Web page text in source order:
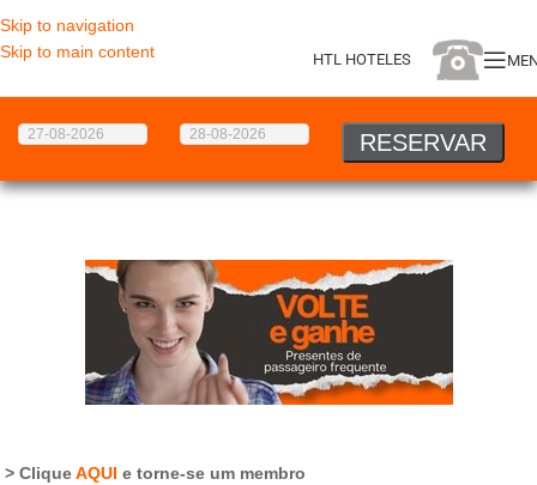
Skip to navigation
Skip to main content
HTL HOTELES
CliqueAQUI e torne-se um membro